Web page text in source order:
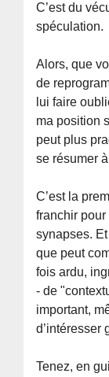
C’est du
spéculation.
Alors, que
de
lui faire
ma position
peut plus
se résumer
C’est la
franchir
synapses. Et
que peut
fois ardu,
- de
important,
d’intéresser
Tenez, en